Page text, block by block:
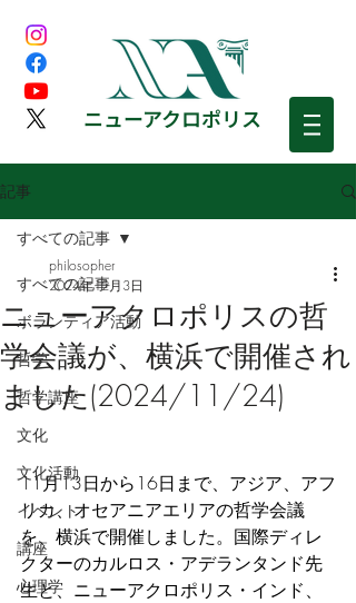
​ニューアクロポリス
記事
すべての記事
ボランティア活動
哲学
哲学講座
文化
文化活動
イベント
講座
心理学
すべての記事
ニューアクロポリスの哲
学会議が、横浜で開催され
ました(2024/11/24)
philosopher
2024年12月3日
11月13日から16日まで、アジア、アフ
リカ、オセアニアエリアの哲学会議
を、横浜で開催しました。国際ディレ
クターのカルロス・アデランタンド先
生と、ニューアクロポリス・インド、